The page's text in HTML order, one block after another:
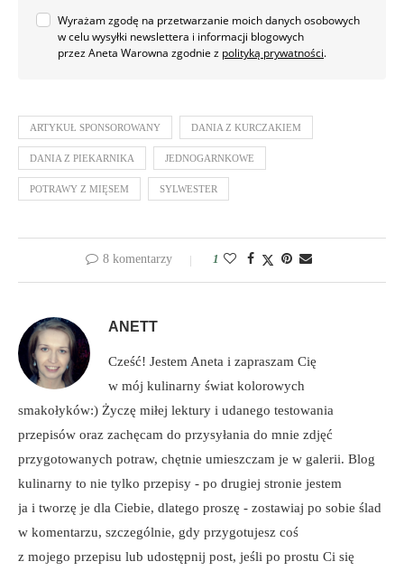
Wyrażam zgodę na przetwarzanie moich danych osobowych
w celu wysyłki newslettera i informacji blogowych
przez Aneta Warowna zgodnie z polityką prywatności.
ARTYKUŁ SPONSOROWANY DANIA Z KURCZAKIEM
DANIA Z PIEKARNIKA JEDNOGARNKOWE
POTRAWY Z MIĘSEM SYLWESTER
8 komentarzy 1
ANETT
Cześć! Jestem Aneta i zapraszam Cię
w mój kulinarny świat kolorowych
smakołyków:) Życzę miłej lektury i udanego testowania
przepisów oraz zachęcam do przysyłania do mnie zdjęć
przygotowanych potraw, chętnie umieszczam je w galerii. Blog
kulinarny to nie tylko przepisy - po drugiej stronie jestem
ja i tworzę je dla Ciebie, dlatego proszę - zostawiaj po sobie ślad
w komentarzu, szczególnie, gdy przygotujesz coś
z mojego przepisu lub udostępnij post, jeśli po prostu Ci się